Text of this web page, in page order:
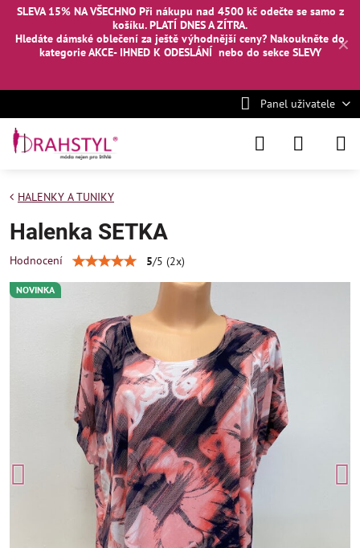
✕
SLEVA 15% NA VŠECHNO Při nákupu nad 4500 kč odečte se samo z
košíku. PLATÍ DNES A ZÍTRA.
Hledáte dámské oblečení za ještě výhodnější ceny? Nakoukněte do
kategorie AKCE- IHNED K ODESLÁNÍ nebo do sekce SLEVY
Panel uživatele
NOVINKA
HALENKY A TUNIKY
Halenka SETKA
Hodnocení 5/5 (2x)